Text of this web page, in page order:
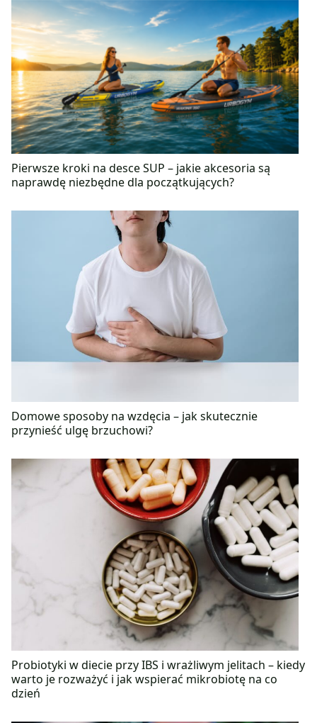
Pierwsze kroki na desce SUP – jakie akcesoria są
naprawdę niezbędne dla początkujących?
Domowe sposoby na wzdęcia – jak skutecznie
przynieść ulgę brzuchowi?
Probiotyki w diecie przy IBS i wrażliwym jelitach – kiedy
warto je rozważyć i jak wspierać mikrobiotę na co
dzień